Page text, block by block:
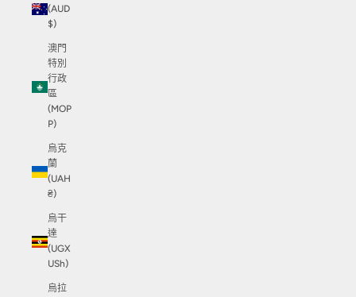
(AUD
$)
澳門
特別
行政
區
(MOP
P)
烏克
蘭
(UAH
₴)
烏干
達
(UGX
USh)
烏拉